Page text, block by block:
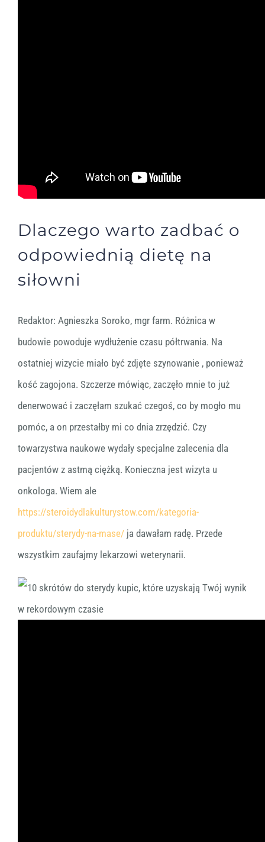
Dlaczego warto zadbać o
odpowiednią dietę na
siłowni
Redaktor: Agnieszka Soroko, mgr farm. Różnica w
budowie powoduje wydłużenie czasu półtrwania. Na
ostatniej wizycie miało być zdjęte szynowanie , ponieważ
kość zagojona. Szczerze mówiąc, zaczęło mnie to już
denerwować i zaczęłam szukać czegoś, co by mogło mu
pomóc, a on przestałby mi co dnia zrzędzić. Czy
towarzystwa naukowe wydały specjalne zalecenia dla
pacjentów z astmą ciężką. Konieczna jest wizyta u
onkologa. Wiem ale
https://steroidydlakulturystow.com/kategoria-
produktu/sterydy-na-mase/ ja dawałam radę. Przede
wszystkim zaufajmy lekarzowi weterynarii.